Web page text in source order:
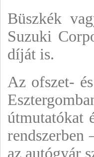
Büszkék
Suzuki
díját is.
Az ofszet-
útmutatókat
rendszerben
az autógyár